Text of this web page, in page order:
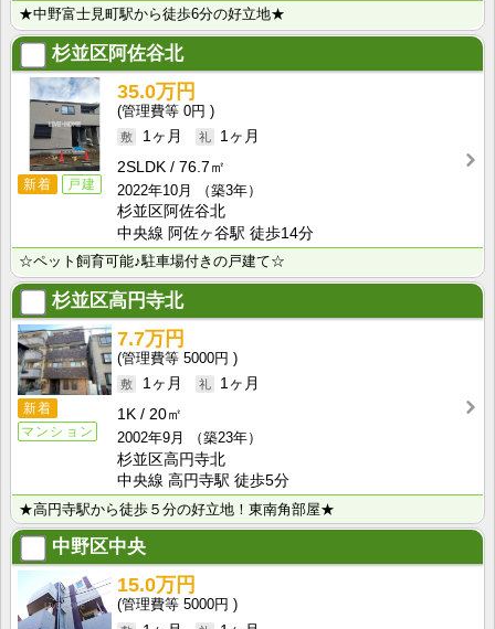
★中野富士見町駅から徒歩6分の好立地★
杉並区阿佐谷北
新着 戸建
35.0万円
0円
1ヶ月
1ヶ月
2SLDK
76.7㎡
2022年10月
（築3年）
杉並区阿佐谷北
中央線 阿佐ヶ谷駅 徒歩14分
☆ペット飼育可能♪駐車場付きの戸建て☆
杉並区高円寺北
新着
マンション
7.7万円
5000円
1ヶ月
1ヶ月
1K
20㎡
2002年9月
（築23年）
杉並区高円寺北
中央線 高円寺駅 徒歩5分
★高円寺駅から徒歩５分の好立地！東南角部屋★
中野区中央
15.0万円
5000円